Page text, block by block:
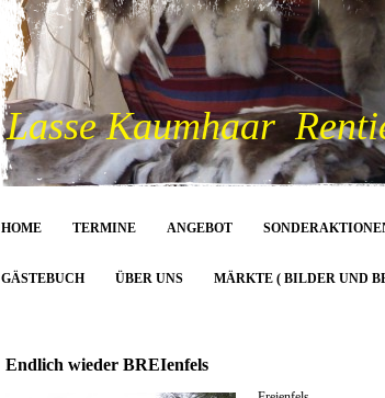
Lasse Kaumhaar
HOME TERMINE ANGEBOT
GÄSTEBUCH ÜBER UNS MÄRKTE ( BILDER UND
Endlich wieder BREIenfels